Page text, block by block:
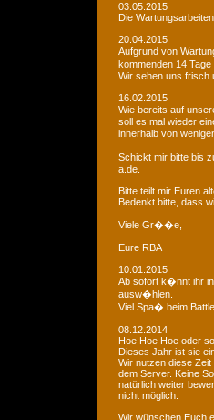
03.05.2015
Die
20.04.2015
Aufgrund von
kommenden 14
Wir sehen uns frisch
16.02.2015
Wie bereits auf
soll es mal wieder
innerhalb von
Schickt mir bitte bis
a.de.
Bitte teilt mir Euren
Bedenkt bitte, dass
Viele Gr��e,
Eure RBA
10.01.2015
Ab sofort k�nnt ihr
ausw�hlen.
Viel Spa� beim
08.12.2014
Hoe Hoe Hoe oder
Dieses Jahr ist sie
Wir nutzen diese
dem Server. Keine
natürlich weiter
nicht möglich.
Wir wünschen Euch